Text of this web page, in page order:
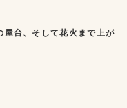
屋台、そして花火まで上が